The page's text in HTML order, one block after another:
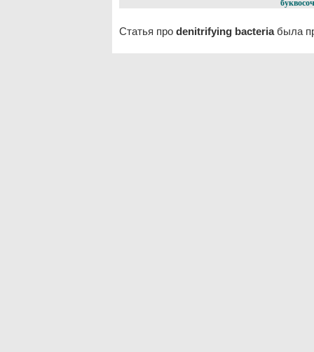
Статья про denitrifying bacteriaбыла